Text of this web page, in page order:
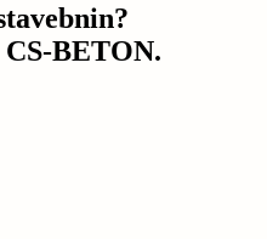
BETON.